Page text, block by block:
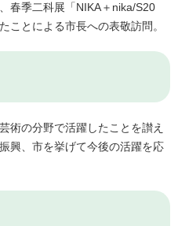
春季二科展「NIKA＋nika/S20
ことによる市長への表敬訪問。
術の分野で活躍したことを讃え
興、市を挙げて今後の活躍を応